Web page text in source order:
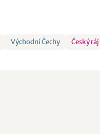
Východní Čechy Český ráj